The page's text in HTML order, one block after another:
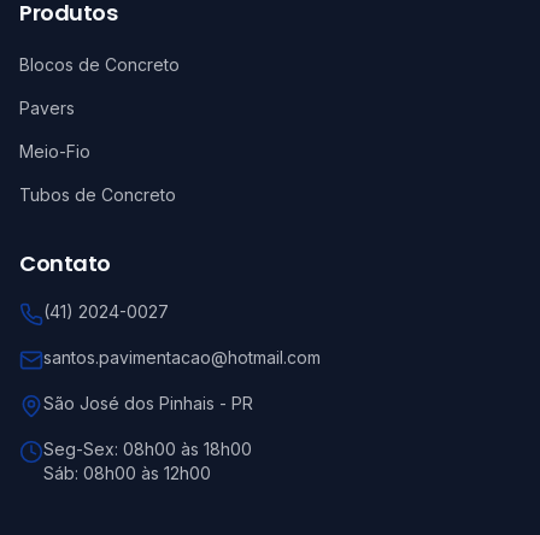
Produtos
Blocos de Concreto
Pavers
Meio-Fio
Tubos de Concreto
Contato
(41) 2024-0027
santos.pavimentacao@hotmail.com
São José dos Pinhais - PR
Seg-Sex: 08h00 às 18h00
Sáb: 08h00 às 12h00